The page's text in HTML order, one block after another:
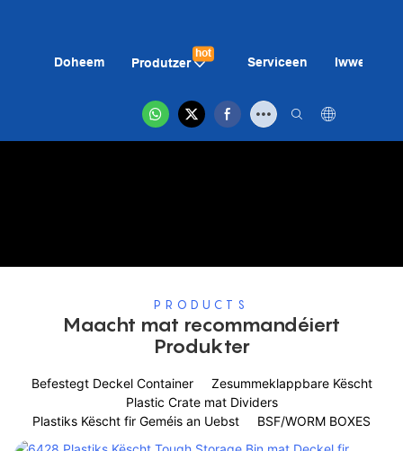
Doheem Produtzer
hot
Serviceen Iwwer Eis
PRODUCTS
Maacht mat recommandéiert
Produkter
Befestegt Deckel Container
Zesummeklappbare Këscht
Plastic Crate mat Dividers
Plastiks Këscht fir Geméis an Uebst
BSF/WORM BOXES